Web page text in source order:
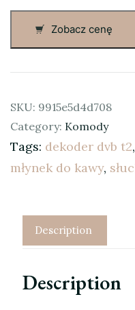
Zobacz cenę
SKU: 9915e5d4d708
Category: Komody
Tags: dekoder dvb t2,
młynek do kawy,
Description
Description